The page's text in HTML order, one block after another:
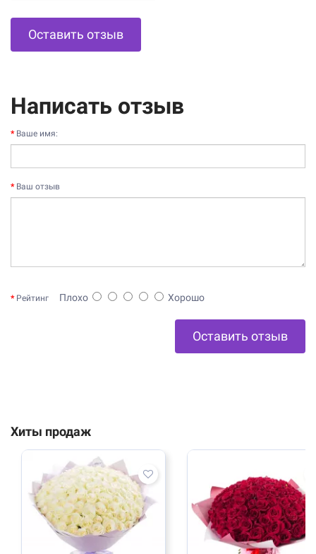
Оставить отзыв
Написать отзыв
Ваше имя:
Ваш отзыв
Рейтинг Плохо Хорошо
Оставить отзыв
Хиты продаж